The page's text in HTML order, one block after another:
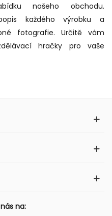
našeho obchodu.
každého výrobku a
fotografie. Určitě vám
hračky pro vaše
na: